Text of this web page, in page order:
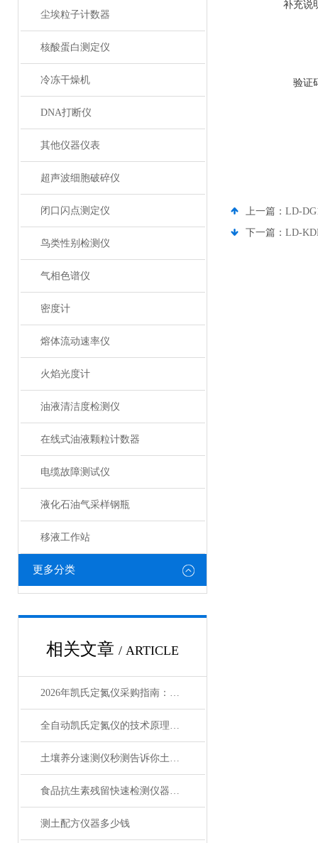
尘埃粒子计数器
核酸蛋白测定仪
冷冻干燥机
DNA打断仪
其他仪器仪表
超声波细胞破碎仪
闭口闪点测定仪
鸟类性别检测仪
气相色谱仪
密度计
熔体流动速率仪
火焰光度计
油液清洁度检测仪
在线式油液颗粒计数器
电缆故障测试仪
液化石油气采样钢瓶
移液工作站
更多分类
相关文章 / ARTICLE
2026年凯氏定氮仪采购指南：交货周期、定制方案、厂家推荐与机型选择
全自动凯氏定氮仪的技术原理与应用领域
土壤养分速测仪秒测告诉你土地缺什么
食品抗生素残留快速检测仪器@莱恩德
测土配方仪器多少钱
补充说
验证
上一篇： LD-
下一篇： LD-